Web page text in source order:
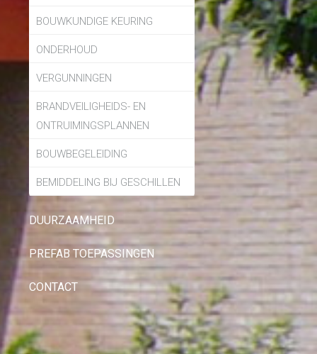
BOUWKUNDIGE KEURING
ONDERHOUD
VERGUNNINGEN
BRANDVEILIGHEIDS- EN
ONTRUIMINGSPLANNEN
BOUWBEGELEIDING
BEMIDDELING BIJ GESCHILLEN
DUURZAAMHEID
PREFAB TOEPASSINGEN
CONTACT